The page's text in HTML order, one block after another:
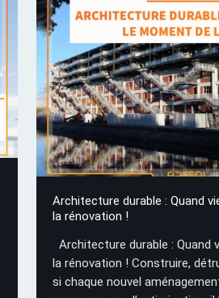
Architecture durable : Quand
la rénovation !
Architecture durable : Quand
la rénovation ! Construire,
si chaque nouvel